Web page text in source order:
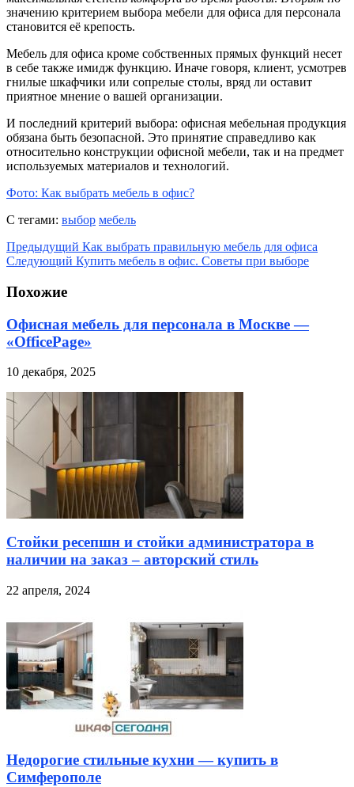
значению критерием выбора мебели для офиса для персонала
становится её крепость.
Мебель для офиса кроме собственных прямых функций несет
в себе также имидж функцию. Иначе говоря, клиент, усмотрев
гнилые шкафчики или сопрелые столы, вряд ли оставит
приятное мнение о вашей организации.
И последний критерий выбора: офисная мебельная продукция
обязана быть безопасной. Это принятие справедливо как
относительно конструкции офисной мебели, так и на предмет
используемых материалов и технологий.
Фото: Как выбрать мебель в офис?
С тегами: выбор мебель
Предыдущий Как выбрать правильную мебель для офиса
Следующий Купить мебель в офис. Советы при выборе
Похожие
Офисная мебель для персонала в Москве —
«OfficePage»
10 декабря, 2025
Стойки ресепшн и стойки администратора в
наличии на заказ – авторский стиль
22 апреля, 2024
Недорогие стильные кухни — купить в
Симферополе